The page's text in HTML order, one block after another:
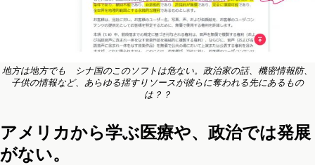
地方は地方でも シナ国のこのソフトは危ない。政治家の話、機密情報防、
子供の情報など、あらゆる揺すりソースが彼らに奪われる先にあるもの
は？？
アメリカから学ぶ医療や、政治では発展
がない。